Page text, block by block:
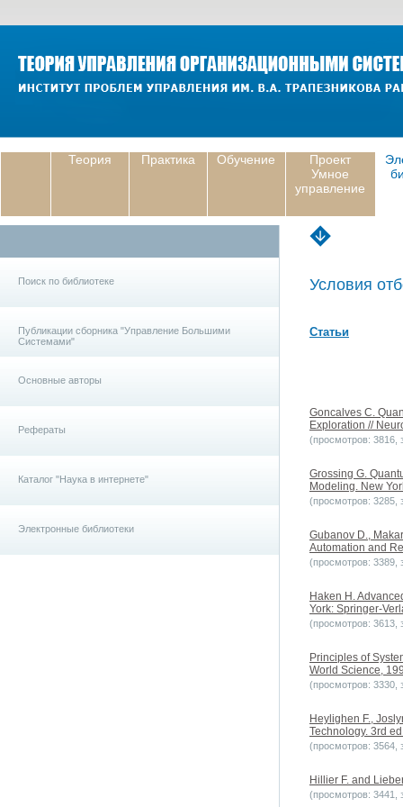
Теория Практика Обучение
Проект
Умное
управление
Поиск по библиотеке
Публикации сборника "Управление Большими
Системами"
Основные авторы
Рефераты
Каталог "Наука в интернете"
Электронные библиотеки
Условия
Статьи
Goncalves C.
Exploration //
(просмотров: 3816,
Grossing G.
Modeling. New
(просмотров: 3285,
Gubanov D.,
Automation and
(просмотров: 3389,
Haken H.
York: Springer-
(просмотров: 3613,
Principles of
World Science,
(просмотров: 3330,
Heylighen F.,
Technology. 3rd
(просмотров: 3564,
Hillier F. and
(просмотров: 3441,